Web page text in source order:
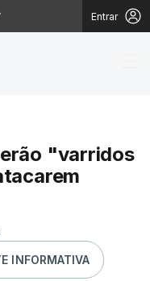
Entrar
Irão:
"varridos
INFORMATIVA